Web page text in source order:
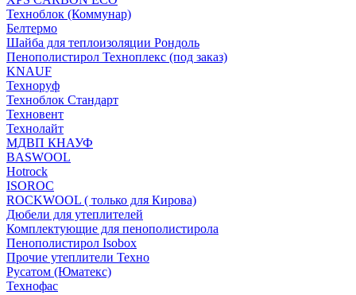
Техноблок (Коммунар)
Белтермо
Шайба для теплоизоляции Рондоль
Пенополистирол Техноплекс (под заказ)
KNАUF
Технoруф
Техноблок Стандарт
Техновент
Технолайт
МДВП КНАУФ
BASWOOL
Hotrock
ISOROC
ROCKWOOL ( только для Кирова)
Дюбели для утеплителей
Комплектующие для пенополистирола
Пенополистирол Isobox
Прочие утеплители Техно
Русатом (Юматекс)
Технофас